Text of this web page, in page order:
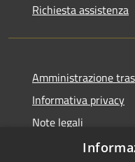
Richiesta assistenza
Amministrazione
Informativa privacy
Note legali
Dichiarazione di